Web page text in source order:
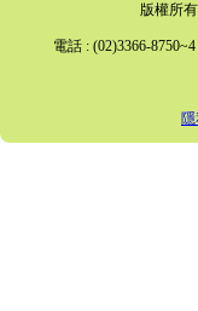
版權所
電話 : (02)3366-